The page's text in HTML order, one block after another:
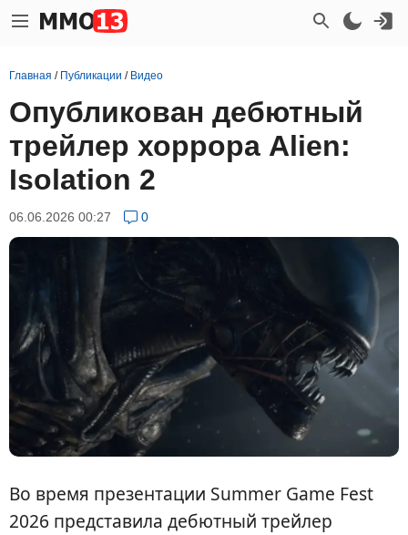
Главная / Публикации / Видео
Опубликован дебютный
трейлер хоррора Alien:
Isolation 2
06.06.2026 00:27 0
Во время презентации Summer Game Fest
2026 представила дебютный трейлер